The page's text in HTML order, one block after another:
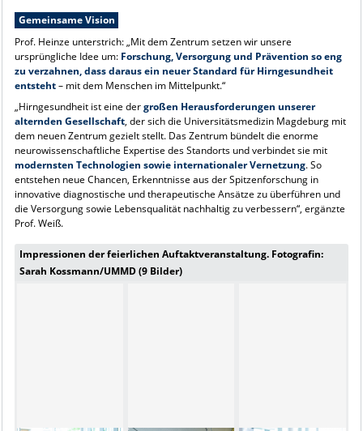
Gemeinsame Vision
Prof. Heinze unterstrich: „Mit dem Zentrum setzen wir unsere
ursprüngliche Idee um: Forschung, Versorgung und Prävention so eng
zu verzahnen, dass daraus ein neuer Standard für Hirngesundheit
entsteht– mit dem Menschen im Mittelpunkt.“
„Hirngesundheit ist eine dergroßen Herausforderungen unserer
alternden Gesellschaft, der sich die Universitätsmedizin Magdeburg mit
dem neuen Zentrum gezielt stellt. Das Zentrum bündelt die enorme
neurowissenschaftliche Expertise des Standorts und verbindet sie mit
modernsten Technologien sowie internationaler Vernetzung. So
entstehen neue Chancen, Erkenntnisse aus der Spitzenforschung in
innovative diagnostische und therapeutische Ansätze zu überführen und
die Versorgung sowie Lebensqualität nachhaltig zu verbessern“, ergänzte
Prof. Weiß.
Impressionen der feierlichen Auftaktveranstaltung. Fotografin:
Sarah Kossmann/UMMD (9 Bilder)